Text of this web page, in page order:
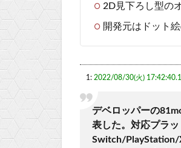
2D見下ろし型の
開発元はドット
1: 2022/08/30(火)
デベロッパーの
表した。対応プラ
Switch/PlayStation/